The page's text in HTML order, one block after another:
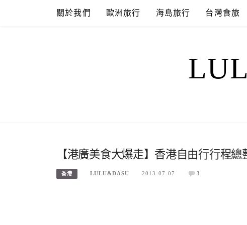
關於我們 歐洲旅行 海島旅行 台灣食旅
【港廣美食大爆走】香港自由行行程
香港 LULU&DASU 2013-07-07 3